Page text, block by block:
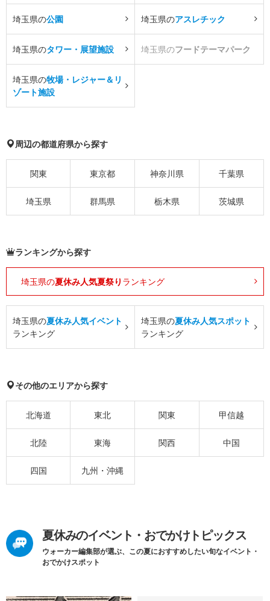
埼玉県の公園 埼玉県のアスレチック
埼玉県のタワー・展望施設 埼玉県のフードテーマパーク
埼玉県の牧場・レジャー＆リ
ゾート施設
周辺の都道府県から探す
関東 東京都 神奈川県 千葉県
埼玉県 群馬県 栃木県 茨城県
ランキングから探す
埼玉県の夏休み人気夏祭り ランキング
埼玉県の夏休み人気イベント
ランキング
埼玉県の夏休み人気スポット
ランキング
その他のエリアから探す
北海道 東北 関東 甲信越
北陸 東海 関西 中国
四国 九州・沖縄
夏休みのイベント・おでかけトピックス
ウォーカー編集部が選ぶ、この夏におすすめしたい旬なイベント・
おでかけスポット